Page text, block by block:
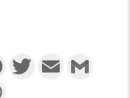
FacebookTwitterEmail